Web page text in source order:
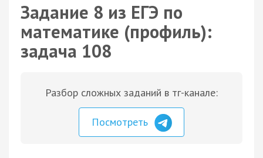
Задание 8 из ЕГЭ по
математике (профиль):
задача 108
Разбор сложных заданий в тг-канале:
Посмотреть